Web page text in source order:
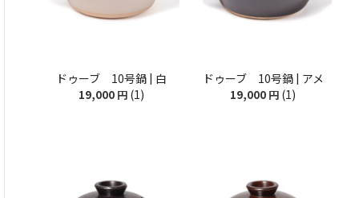
ドゥーブ 10号鍋 | 白
19,000 円 (1)
ドゥーブ 10号鍋 | アメ
19,000 円 (1)